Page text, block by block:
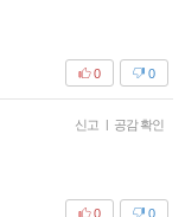
0
0
신고 | 공감 확인
0
0